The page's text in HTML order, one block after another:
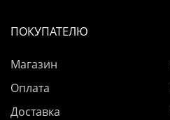
ПОКУПАТЕЛЮ
Магазин
Оплата
Доставка